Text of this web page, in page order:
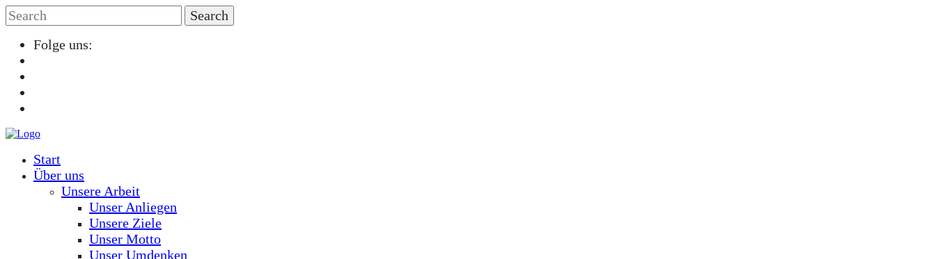
Folge uns:
Start
Über uns
Unsere Arbeit
Unser Anliegen
Unsere Ziele
Unser Motto
Unser Umdenken